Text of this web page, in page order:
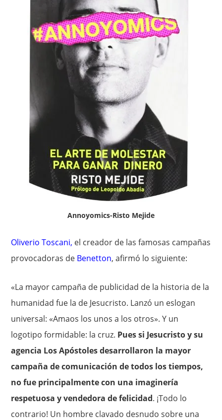
Annoyomics-Risto Mejide
Oliverio Toscani, el creador de las famosas campañas
provocadoras de Benetton, afirmó lo siguiente:
«La mayor campaña de publicidad de la historia de la
humanidad fue la de Jesucristo. Lanzó un eslogan
universal: «Amaos los unos a los otros». Y un
logotipo formidable: la cruz. Pues si Jesucristo y su
agencia Los Apóstoles desarrollaron la mayor
campaña de comunicación de todos los tiempos,
no fue principalmente con una imaginería
respetuosa y vendedora de felicidad. ¡Todo lo
contrario! Un hombre clavado desnudo sobre una